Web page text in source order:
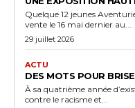
Quelque 12 jeunes
vente le 16 mai dernier au...
29 juillet 2026
ACTU
DES MOTS POUR
À sa quatrième année
contre le racisme et...